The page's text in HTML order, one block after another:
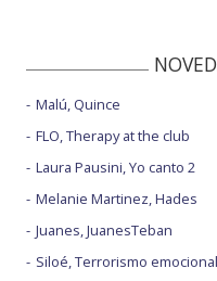
Malú, Quince
FLO, Therapy at the club
Laura Pausini, Yo canto 2
Melanie Martinez, Hades
Juanes, JuanesTeban
Siloé, Terrorismo emocional